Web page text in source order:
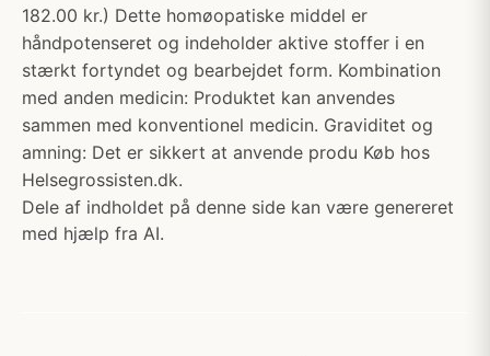
182.00 kr.) Dette homøopatiske middel er
håndpotenseret og indeholder aktive stoffer i en
stærkt fortyndet og bearbejdet form. Kombination
med anden medicin: Produktet kan anvendes
sammen med konventionel medicin. Graviditet og
amning: Det er sikkert at anvende produ Køb hos
Helsegrossisten.dk.
Dele af indholdet på denne side kan være genereret
med hjælp fra AI.